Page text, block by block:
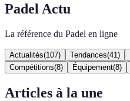
Padel Actu
La référence du Padel en ligne
Actualités(107) Tendances(41 )
Compétitions(8) Équipement(8)
Articles à la une